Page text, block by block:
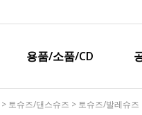
용품/소품/CD
> 토슈즈/댄스슈즈 > 토슈즈/발레슈즈